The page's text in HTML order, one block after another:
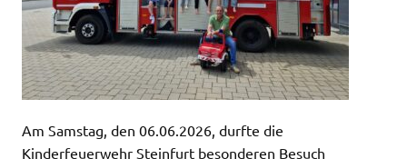
Am Samstag, den 06.06.2026, durfte die
Kinderfeuerwehr Steinfurt besonderen Besuch